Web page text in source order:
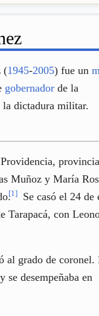
(1945-2005) fue un
gobernador de la
la dictadura militar.
Muñoz y María
[1]
Se casó el 24 de
Tarapacá, con
al grado de coronel.
se desempeñaba en